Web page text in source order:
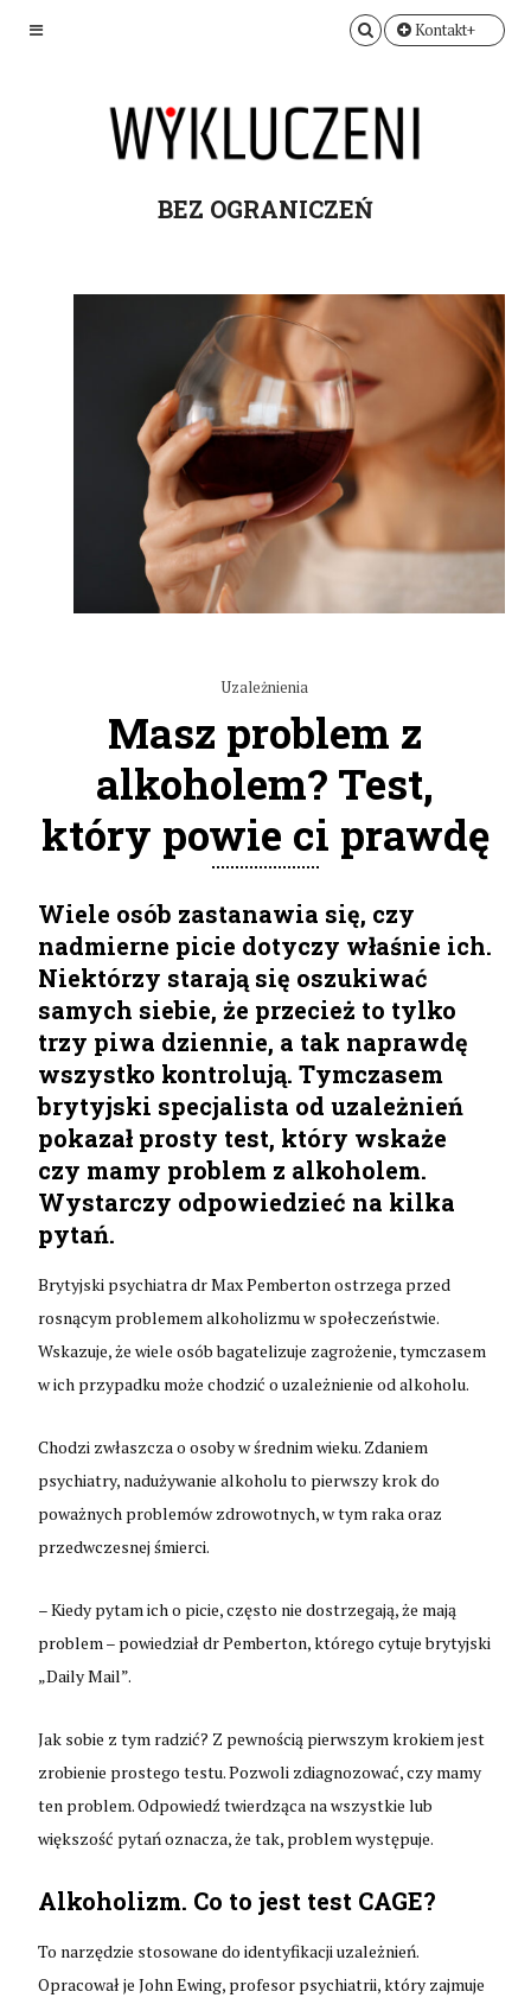
Kontakt+
BEZ OGRANICZEŃ
Uzależnienia
Masz problem z
alkoholem? Test,
który powie ci prawdę
Wiele osób zastanawia się, czy
nadmierne picie dotyczy właśnie ich.
Niektórzy starają się oszukiwać
samych siebie, że przecież to tylko
trzy piwa dziennie, a tak naprawdę
wszystko kontrolują. Tymczasem
brytyjski specjalista od uzależnień
pokazał prosty test, który wskaże
czy mamy problem z alkoholem.
Wystarczy odpowiedzieć na kilka
pytań.
Brytyjski psychiatra dr Max Pemberton ostrzega przed
rosnącym problemem alkoholizmu w społeczeństwie.
Wskazuje, że wiele osób bagatelizuje zagrożenie, tymczasem
w ich przypadku może chodzić o uzależnienie od alkoholu.
Chodzi zwłaszcza o osoby w średnim wieku. Zdaniem
psychiatry, nadużywanie alkoholu to pierwszy krok do
poważnych problemów zdrowotnych, w tym raka oraz
przedwczesnej śmierci.
– Kiedy pytam ich o picie, często nie dostrzegają, że mają
problem – powiedział dr Pemberton, którego cytuje brytyjski
„Daily Mail”.
Jak sobie z tym radzić? Z pewnością pierwszym krokiem jest
zrobienie prostego testu. Pozwoli zdiagnozować, czy mamy
ten problem. Odpowiedź twierdząca na wszystkie lub
większość pytań oznacza, że tak, problem występuje.
Alkoholizm. Co to jest test CAGE?
To narzędzie stosowane do identyfikacji uzależnień.
Opracował je John Ewing, profesor psychiatrii, który zajmuje